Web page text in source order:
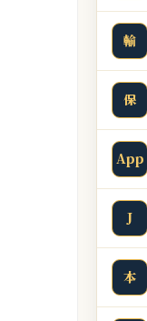
輸
保
App
J
本